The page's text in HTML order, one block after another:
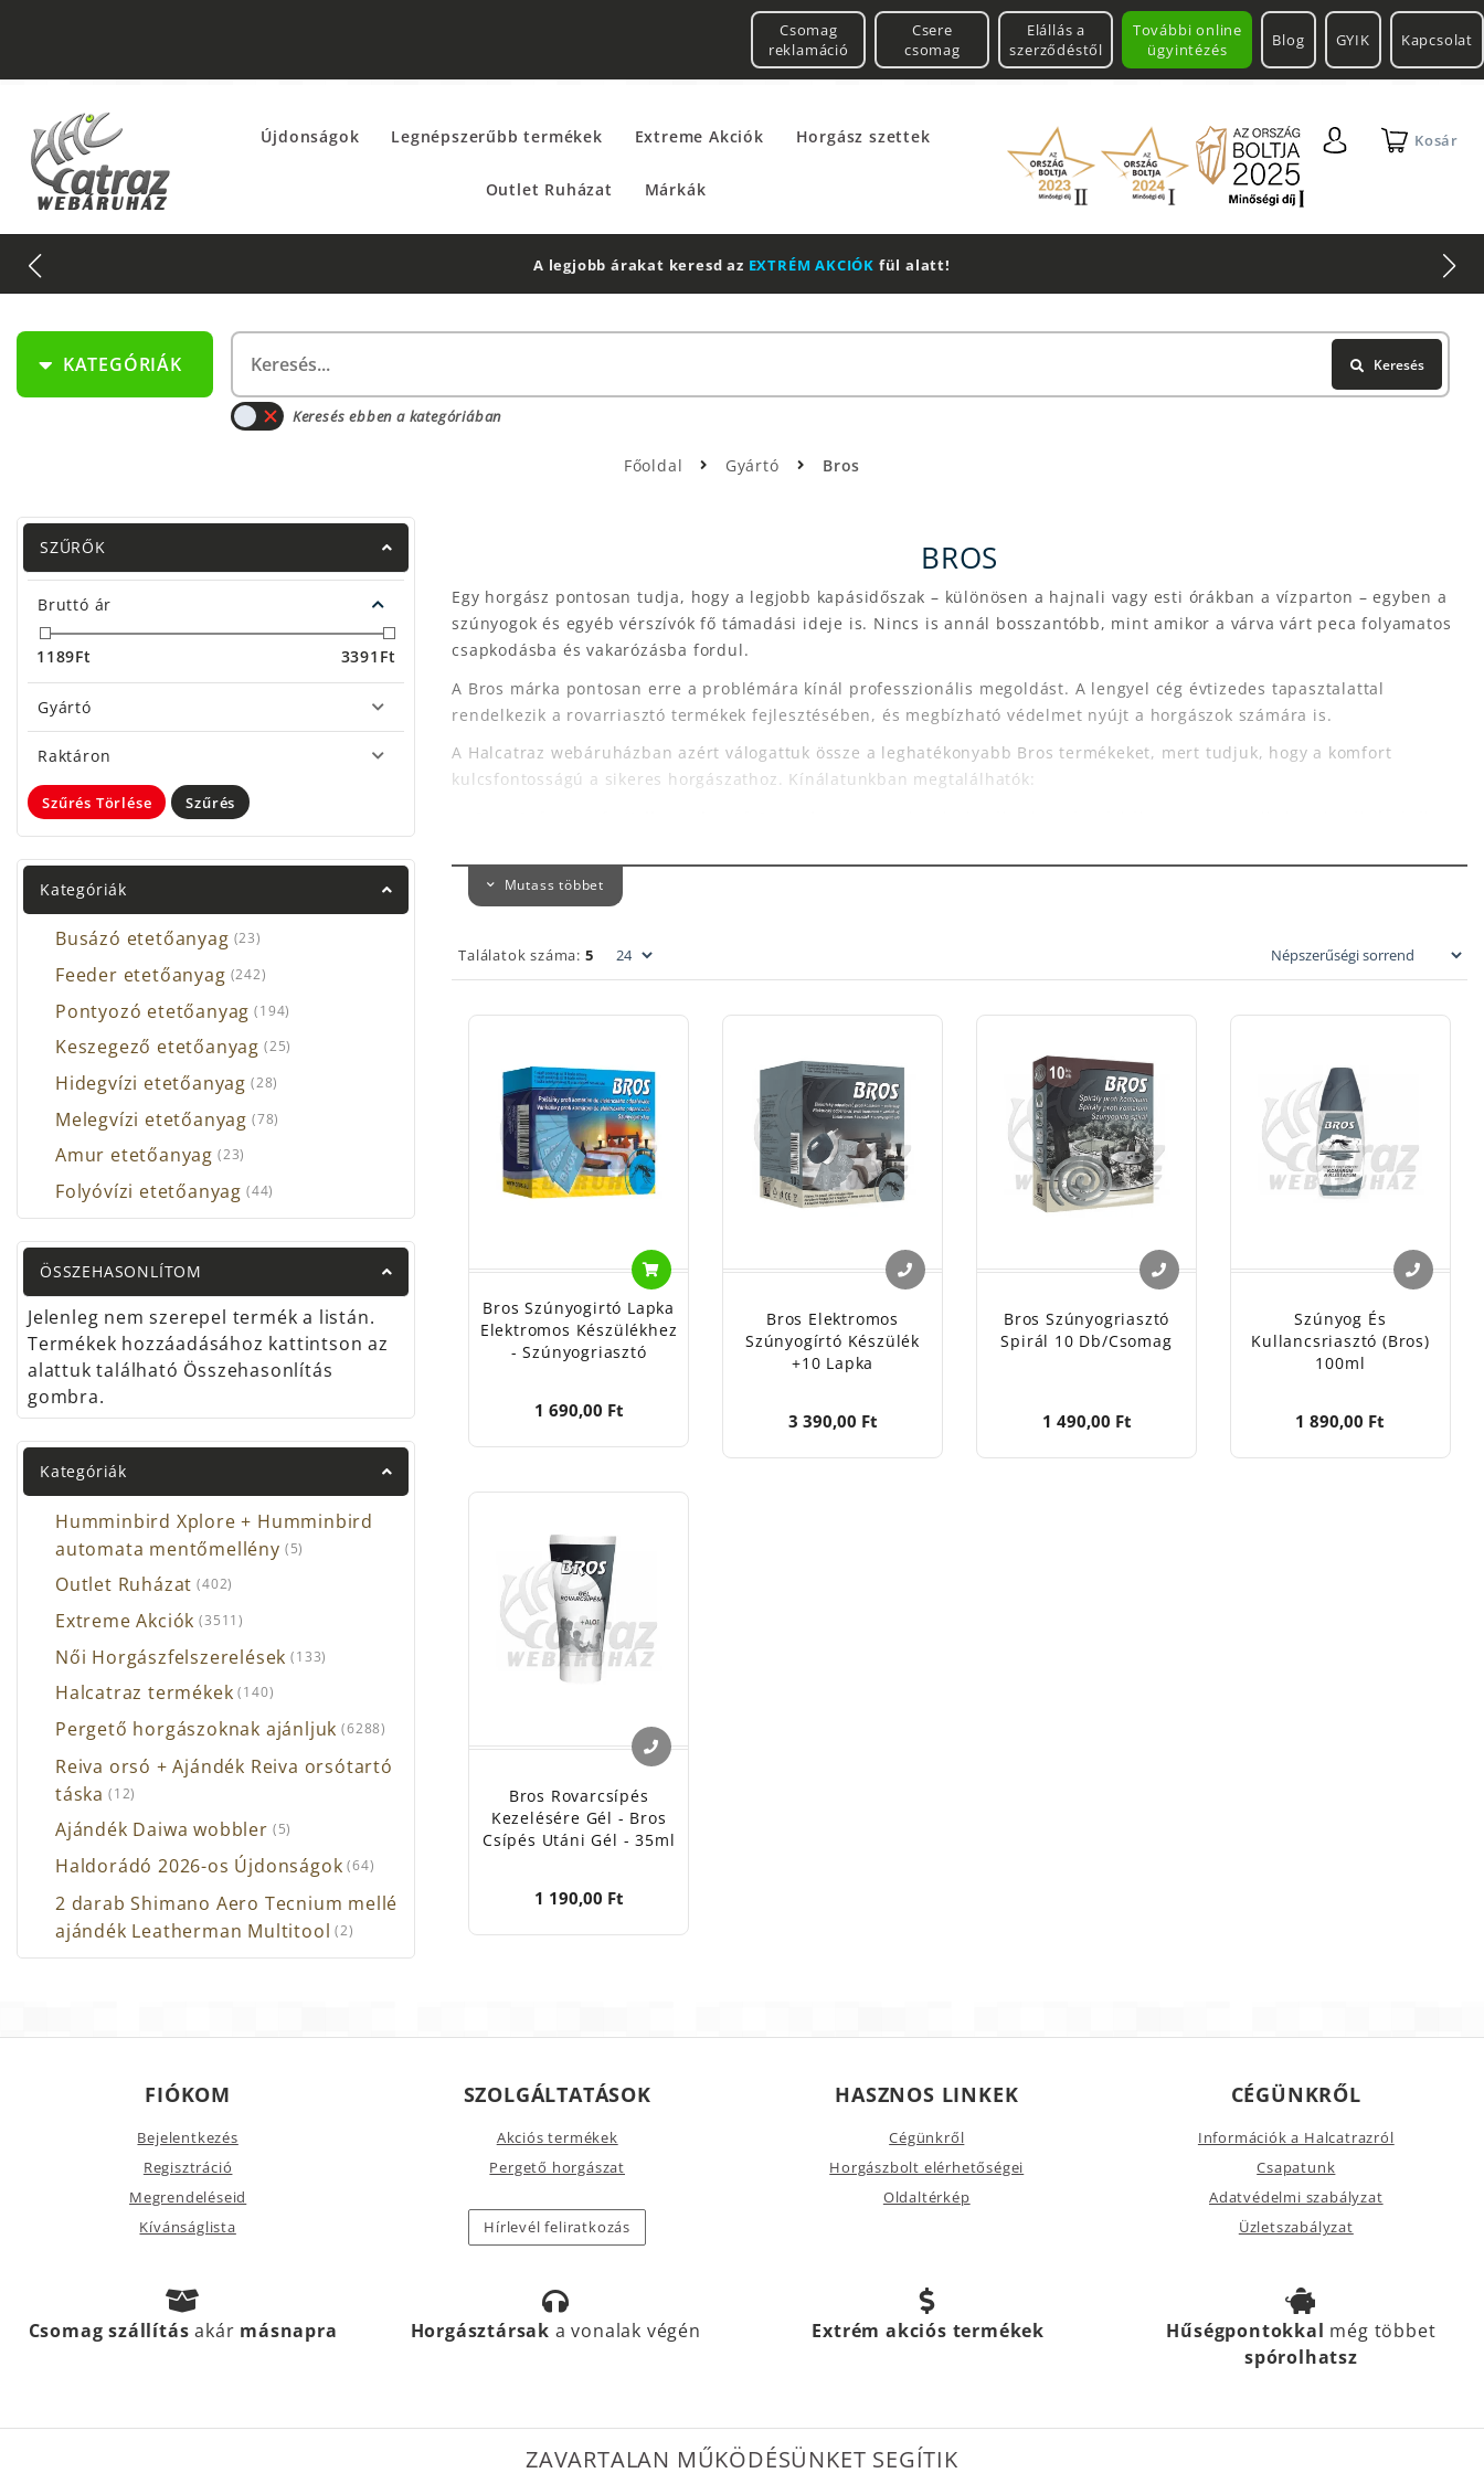
További online
ügyintézés
Csomag
reklamáció
Csere
csomag
Elállás a
szerződéstől
Blog GYIK Kapcsolat
Újdonságok Legnépszerűbb termékek Extreme Akciók Horgász szettek
Outlet Ruházat Márkák
Kosár
A legjobb árakat keresd az EXTRÉM AKCIÓK fül alatt!
KATEGÓRIÁK Keresés
Keresés ebben a kategóriában
Főoldal Gyártó Bros
SZŰRŐK
Bruttó ár
1189Ft Ft
3391
Gyártó
Raktáron
Szűrés Törlése Szűrés
Kategóriák
Busázó etetőanyag (23)
Feeder etetőanyag (242)
Pontyozó etetőanyag (194)
Keszegező etetőanyag (25)
Hidegvízi etetőanyag (28)
Melegvízi etetőanyag (78)
Amur etetőanyag (23)
Folyóvízi etetőanyag (44)
ÖSSZEHASONLÍTOM
Jelenleg nem szerepel termék a listán.
Termékek hozzáadásához kattintson az
alattuk található Összehasonlítás
gombra.
Kategóriák
Humminbird Xplore + Humminbird
automata mentőmellény (5)
Outlet Ruházat (402)
Extreme Akciók (3511)
Női Horgászfelszerelések (133)
Halcatraz termékek (140)
Pergető horgászoknak ajánljuk (6288)
Reiva orsó + Ajándék Reiva orsótartó
táska (12)
Ajándék Daiwa wobbler (5)
Haldorádó 2026-os Újdonságok (64)
2 darab Shimano Aero Tecnium mellé
ajándék Leatherman Multitool (2)
BROS
Egy horgász pontosan tudja, hogy a legjobb kapásidőszak – különösen a hajnali vagy esti órákban a vízparton – egyben a
szúnyogok és egyéb vérszívók fő támadási ideje is. Nincs is annál bosszantóbb, mint amikor a várva várt peca folyamatos
csapkodásba és vakarózásba fordul.
A Bros márka pontosan erre a problémára kínál professzionális megoldást. A lengyel cég évtizedes tapasztalattal
rendelkezik a rovarriasztó termékek fejlesztésében, és megbízható védelmet nyújt a horgászok számára is.
A Halcatraz webáruházban azért válogattuk össze a leghatékonyabb Bros termékeket, mert tudjuk, hogy a komfort
kulcsfontosságú a sikeres horgászathoz. Kínálatunkban megtalálhatók:
amikor sűrűbb aljnövényzetben közelítjük meg a horgászhelyet.
Bros Füstölő Spirálok:
Speciális riasztók és krémek:
Különböző hatóanyag-tartalmú készítmények, hogy minden helyzetre és érzékenységre
legyen megoldás.
Mutass többet
Találatok száma: 5
Bros Szúnyogirtó Lapka
Elektromos Készülékhez
- Szúnyogriasztó
1 690,00 Ft
Bros Elektromos
Szúnyogírtó Készülék
+10 Lapka
3 390,00 Ft
Bros Szúnyogriasztó
Spirál 10 Db/csomag
1 490,00 Ft
Szúnyog És
Kullancsriasztó (Bros)
100ml
1 890,00 Ft
Bros Rovarcsípés
Kezelésére Gél - Bros
Csípés Utáni Gél - 35ml
1 190,00 Ft
FIÓKOM
Bejelentkezés
Regisztráció
Megrendeléseid
Kívánságlista
SZOLGÁLTATÁSOK
Akciós termékek
Pergető horgászat
Hírlevél feliratkozás
HASZNOS LINKEK
Cégünkről
Horgászbolt elérhetőségei
Oldaltérkép
CÉGÜNKRŐL
Információk a Halcatrazról
Csapatunk
Adatvédelmi szabályzat
Üzletszabályzat
Csomag szállításakár másnapra Horgásztársak a vonalak végén Extrém akciós termékek Hűségpontokkal még többet
spórolhatsz
ZAVARTALAN MŰKÖDÉSÜNKET SEGÍTIK